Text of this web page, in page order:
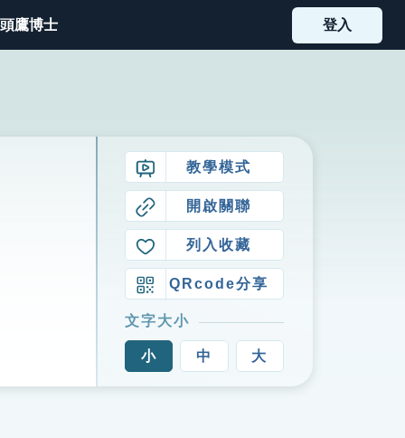
鷹博士 登入
教學模式
開啟關聯
列入收藏
QRcode分享
文字大小
小 中 大